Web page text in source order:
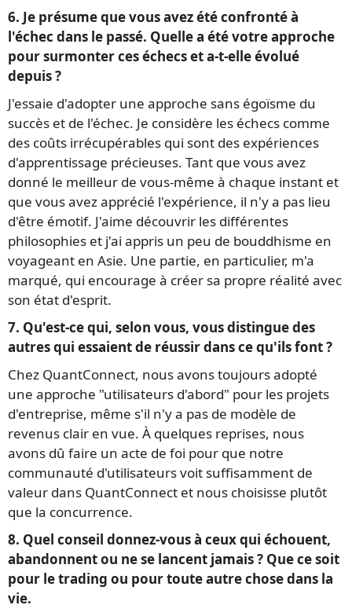
6. Je présume que vous avez été confronté à
l'échec dans le passé. Quelle a été votre approche
pour surmonter ces échecs et a-t-elle évolué
depuis ?
J'essaie d'adopter une approche sans égoïsme du
succès et de l'échec. Je considère les échecs comme
des coûts irrécupérables qui sont des expériences
d'apprentissage précieuses. Tant que vous avez
donné le meilleur de vous-même à chaque instant et
que vous avez apprécié l'expérience, il n'y a pas lieu
d'être émotif. J'aime découvrir les différentes
philosophies et j'ai appris un peu de bouddhisme en
voyageant en Asie. Une partie, en particulier, m'a
marqué, qui encourage à créer sa propre réalité avec
son état d'esprit.
7. Qu'est-ce qui, selon vous, vous distingue des
autres qui essaient de réussir dans ce qu'ils font ?
Chez QuantConnect, nous avons toujours adopté
une approche "utilisateurs d'abord" pour les projets
d'entreprise, même s'il n'y a pas de modèle de
revenus clair en vue. À quelques reprises, nous
avons dû faire un acte de foi pour que notre
communauté d'utilisateurs voit suffisamment de
valeur dans QuantConnect et nous choisisse plutôt
que la concurrence.
8. Quel conseil donnez-vous à ceux qui échouent,
abandonnent ou ne se lancent jamais ? Que ce soit
pour le trading ou pour toute autre chose dans la
vie.